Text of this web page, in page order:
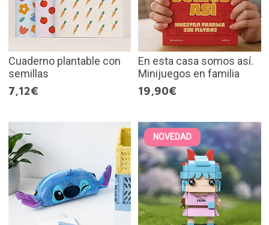
Cuaderno plantable con
semillas
7,12€
En esta casa somos así.
Minijuegos en familia
19,90€
NOVEDAD